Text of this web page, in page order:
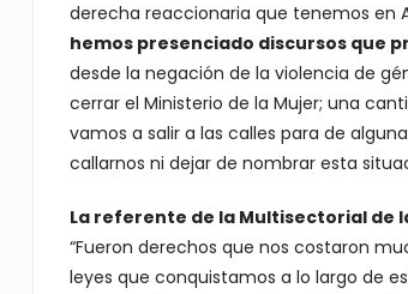
derecha reaccionaria que tenemos en
hemos presenciado discursos que
desde la negación de la violencia de
cerrar el Ministerio de la Mujer; una
vamos a salir a las calles para de
callarnos ni dejar de nombrar esta
La referente de la Multisectorial de
“Fueron derechos que nos costaron
leyes que conquistamos a lo largo de